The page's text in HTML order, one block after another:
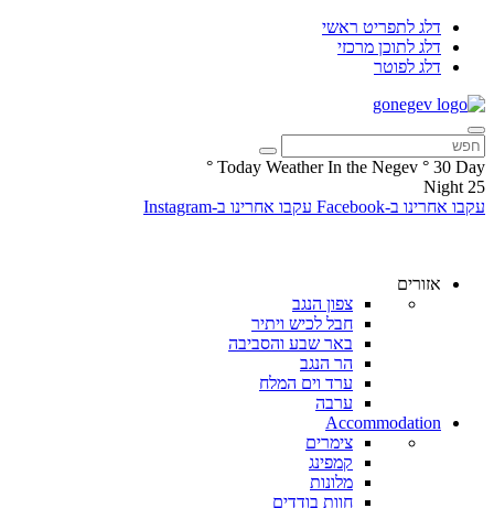
דלג לתפריט ראשי
דלג לתוכן מרכזי
דלג לפוטר
Today Weather In the Negev ° 30 Day
°
25
Night
עקבו אחרינו ב-Facebook
עקבו אחרינו ב-Instagram
אזורים
צפון הנגב
חבל לכיש ויתיר
באר שבע והסביבה
הר הנגב
ערד וים המלח
ערבה
Accommodation
צימרים
קמפינג
מלונות
חוות בודדים